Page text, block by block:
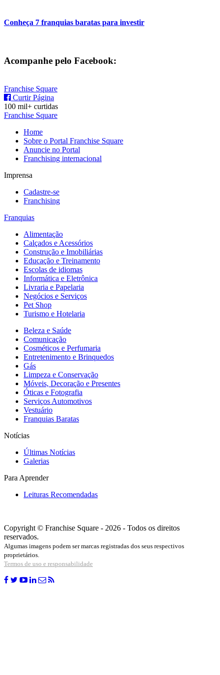
Conheça 7 franquias baratas para investir
Acompanhe pelo Facebook:
Franchise Square
Curtir Página
100 mil+ curtidas
Franchise Square
Home
Sobre o Portal Franchise Square
Anuncie no Portal
Franchising internacional
Imprensa
Cadastre-se
Franchising
Franquias
Alimentação
Calçados e Acessórios
Construção e Imobiliárias
Educação e Treinamento
Escolas de idiomas
Informática e Eletrônica
Livraria e Papelaria
Negócios e Serviços
Pet Shop
Turismo e Hotelaria
Beleza e Saúde
Comunicação
Cosméticos e Perfumaria
Entretenimento e Brinquedos
Gás
Limpeza e Conservação
Móveis, Decoração e Presentes
Óticas e Fotografia
Serviços Automotivos
Vestuário
Franquias Baratas
Notícias
Últimas Notícias
Galerias
Para Aprender
Leituras Recomendadas
Copyright © Franchise Square - 2026 - Todos os direitos
reservados.
Algumas imagens podem ser marcas registradas dos seus respectivos
proprietários.
Termos de uso e responsabilidade